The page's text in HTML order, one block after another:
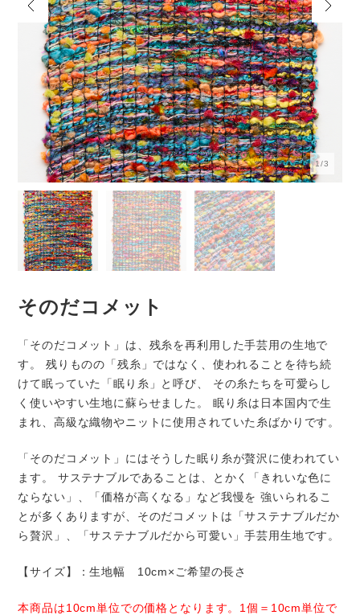
1/3
そのだコメット
「そのだコメット」は、残糸を再利用した手芸用の生地で
す。 残りものの「残糸」ではなく、使われることを待ち続
けて眠っていた「眠り糸」と呼び、 その糸たちを可愛らし
く使いやすい生地に蘇らせました。 眠り糸は日本国内で生
まれ、高級な織物やニットに使用されていた糸ばかりです。
「そのだコメット」にはそうした眠り糸が贅沢に使われてい
ます。 サステナブルであることは、とかく「きれいな色に
ならない」、「価格が高くなる」など我慢を 強いられるこ
とが多くありますが、そのだコメットは「サステナブルだか
ら贅沢」、「サステナブルだから可愛い」手芸用生地です。
【サイズ】：生地幅 10cm×ご希望の長さ
本商品は10cm単位での価格となります。1個＝10cm単位で